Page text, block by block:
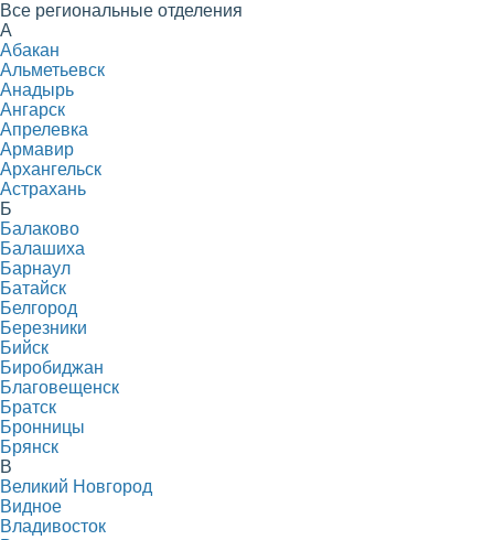
Все региональные отделения
А
Абакан
Альметьевск
Анадырь
Ангарск
Апрелевка
Армавир
Архангельск
Астрахань
Б
Балаково
Балашиха
Барнаул
Батайск
Белгород
Березники
Бийск
Биробиджан
Благовещенск
Братск
Бронницы
Брянск
В
Великий Новгород
Видное
Владивосток